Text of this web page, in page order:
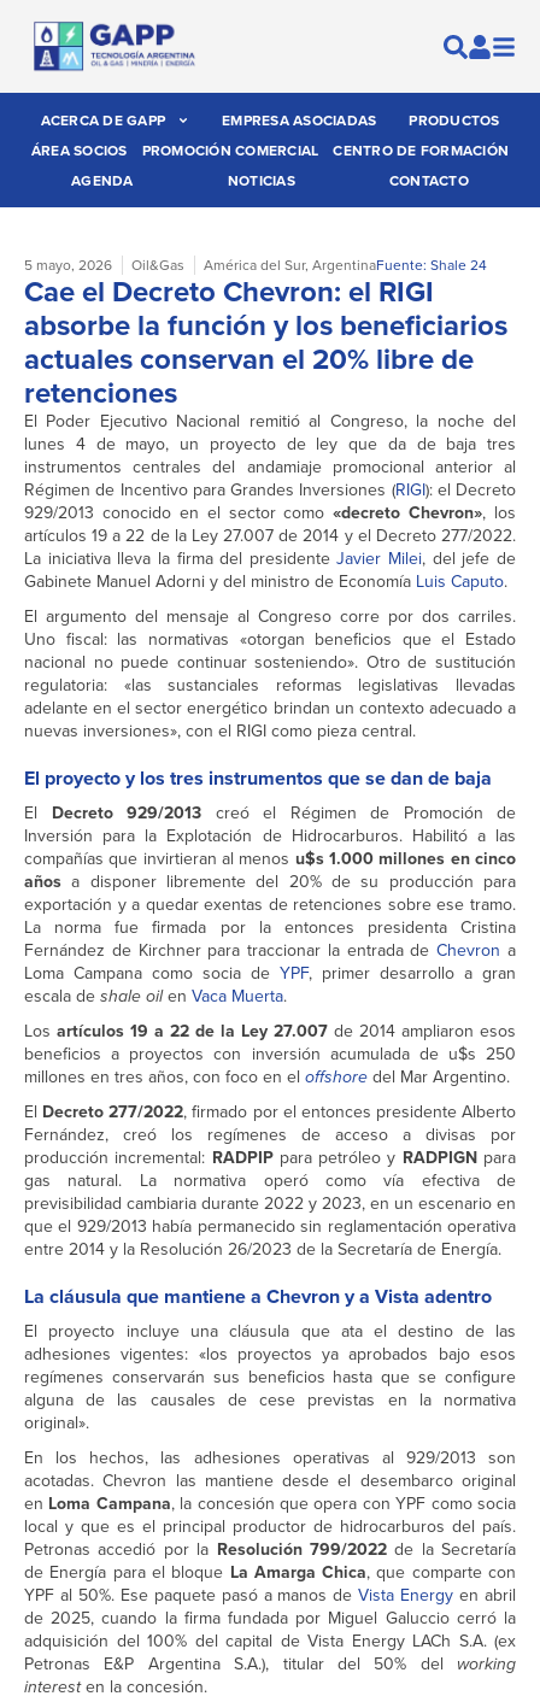
ACERCA DE GAPP EMPRESA ASOCIADAS
PRODUCTOS
ÁREA SOCIOS
PROMOCIÓN COMERCIAL
CENTRO DE FORMACIÓN
AGENDA
NOTICIAS CONTACTO
5 mayo, 2026 Oil&Gas América del Sur, ArgentinaFuente: Shale 24
Cae el Decreto Chevron: el RIGI
absorbe la función y los beneficiarios
actuales conservan el 20% libre de
retenciones
El Poder Ejecutivo Nacional remitió al Congreso, la noche del
lunes 4 de mayo, un proyecto de ley que da de baja tres
instrumentos centrales del andamiaje promocional anterior al
Régimen de Incentivo para Grandes Inversiones (RIGI): el Decreto
929/2013 conocido en el sector como«decreto Chevron», los
artículos 19 a 22 de la Ley 27.007 de 2014 y el Decreto 277/2022.
La iniciativa lleva la firma del presidenteJavier Milei, del jefe de
Gabinete Manuel Adorni y del ministro de Economía Luis Caputo.
El argumento del mensaje al Congreso corre por dos carriles.
Uno fiscal: las normativas «otorgan beneficios que el Estado
nacional no puede continuar sosteniendo». Otro de sustitución
regulatoria: «las sustanciales reformas legislativas llevadas
adelante en el sector energético brindan un contexto adecuado a
nuevas inversiones», con el RIGI como pieza central.
El proyecto y los tres instrumentos que se dan de baja
El Decreto 929/2013 creó el Régimen de Promoción de
Inversión para la Explotación de Hidrocarburos. Habilitó a las
compañías que invirtieran al menos u$s 1.000 millones en cinco
años a disponer libremente del 20% de su producción para
exportación y a quedar exentas de retenciones sobre ese tramo.
La norma fue firmada por la entonces presidenta Cristina
Fernández de Kirchner para traccionar la entrada deChevron a
Loma Campana como socia de YPF, primer desarrollo a gran
escala deshale oilen Vaca Muerta.
Los artículos 19 a 22 de la Ley 27.007 de 2014 ampliaron esos
beneficios a proyectos con inversión acumulada de u$s 250
millones en tres años, con foco en el offshoredel Mar Argentino.
El Decreto 277/2022, firmado por el entonces presidente Alberto
Fernández, creó los regímenes de acceso a divisas por
producción incremental: RADPIPpara petróleo y RADPIGNpara
gas natural. La normativa operó como vía efectiva de
previsibilidad cambiaria durante 2022 y 2023, en un escenario en
que el 929/2013 había permanecido sin reglamentación operativa
entre 2014 y la Resolución 26/2023 de la Secretaría de Energía.
La cláusula que mantiene a Chevron y a Vista adentro
El proyecto incluye una cláusula que ata el destino de las
adhesiones vigentes: «los proyectos ya aprobados bajo esos
regímenes conservarán sus beneficios hasta que se configure
alguna de las causales de cese previstas en la normativa
original».
En los hechos, las adhesiones operativas al 929/2013 son
acotadas. Chevron las mantiene desde el desembarco original
en Loma Campana, la concesión que opera con YPF como socia
local y que es el principal productor de hidrocarburos del país.
Petronas accedió por la Resolución 799/2022de la Secretaría
de Energía para el bloque La Amarga Chica, que comparte con
YPF al 50%. Ese paquete pasó a manos deVista Energy en abril
de 2025, cuando la firma fundada por Miguel Galuccio cerró la
adquisición del 100% del capital de Vista Energy LACh S.A. (ex
Petronas E&P Argentina S.A.), titular del 50% del working
interesten la concesión.